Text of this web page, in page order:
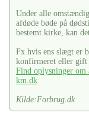
Under alle
afdøde bøde på
bestemt kirke, kan
Fx hvis ens slægt er
konfirmeret eller gift
Find oplysninger om
km.dk
Kilde:Forbrug.dk